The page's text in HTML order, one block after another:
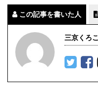
この記事を書いた人
三京くろこ